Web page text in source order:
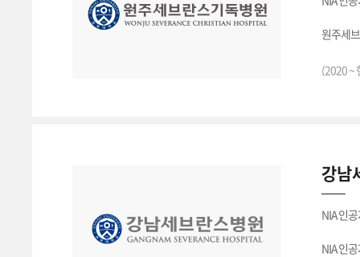
원주세
(2020 ~
강남
NIA 인
NIA 인